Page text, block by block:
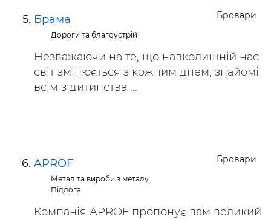
Бровари
Брама
Дороги та благоустрій
Незважаючи на те, що навколишній нас
світ змінюється з кожним днем, знайомі
всім з дитинства ...
Бровари
APROF
Метал та вироби з металу
Підлога
Компанія APROF пропонує вам великий